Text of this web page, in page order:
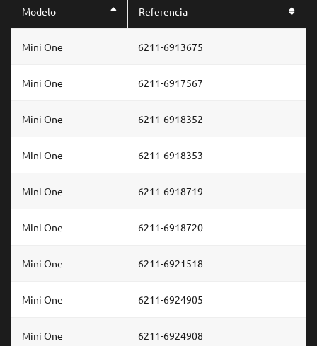
Modelo Referencia
Mini One 6211-6913675
Mini One 6211-6917567
Mini One 6211-6918352
Mini One 6211-6918353
Mini One 6211-6918719
Mini One 6211-6918720
Mini One 6211-6921518
Mini One 6211-6924905
Mini One 6211-6924908